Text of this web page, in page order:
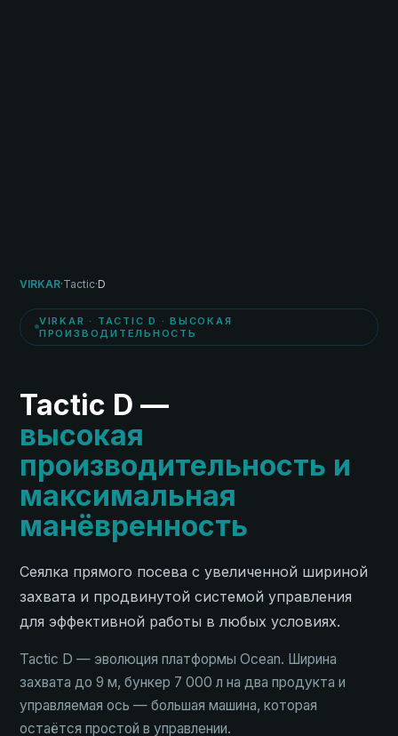
VIRKAR·Tactic·D
VIRKAR · TACTIC D · ВЫСОКАЯ
ПРОИЗВОДИТЕЛЬНОСТЬ
Tactic D —
высокая
производительность и
максимальная
манёвренность
Сеялка прямого посева с увеличенной шириной
захвата и продвинутой системой управления
для эффективной работы в любых условиях.
Tactic D — эволюция платформы Ocean. Ширина
захвата до 9 м, бункер 7 000 л на два продукта и
управляемая ось — большая машина, которая
остаётся простой в управлении.